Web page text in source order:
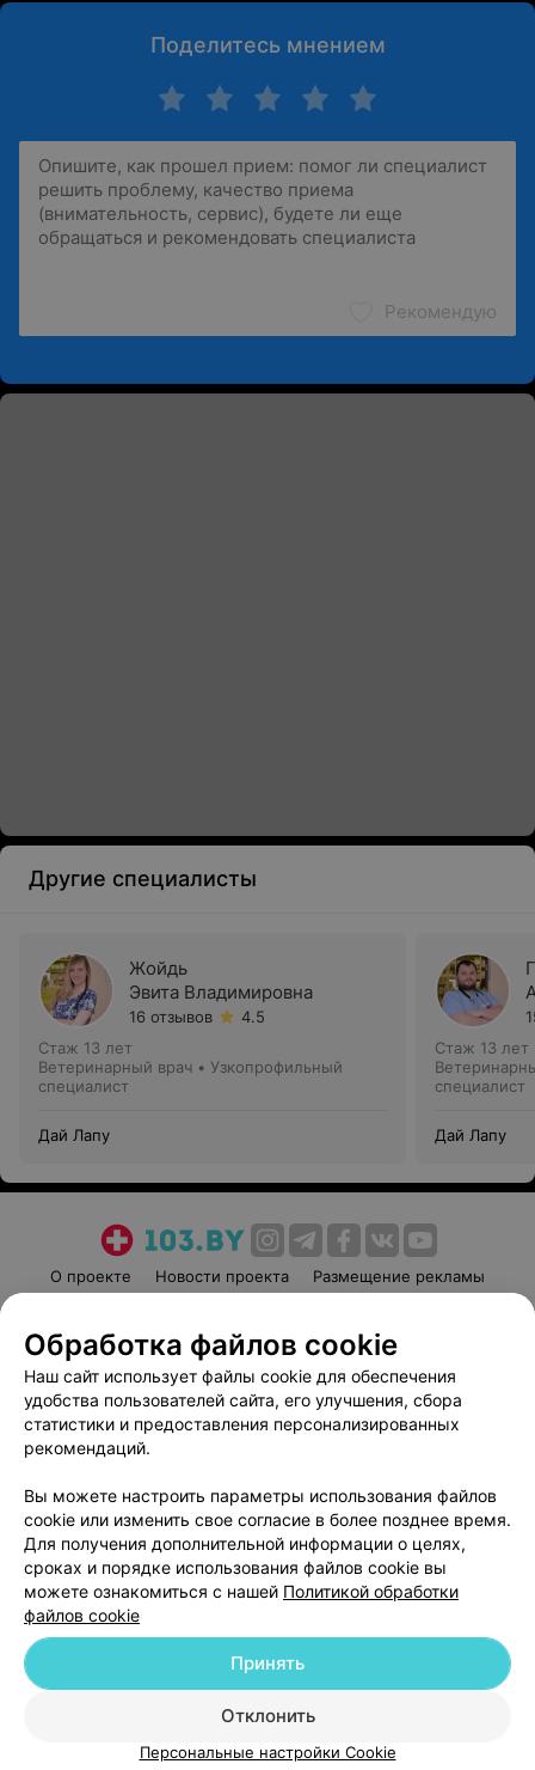
Поделитесь мнением
Рекомендую
Другие специалисты
Жойдь
Эвита Владимировна
16 отзывов
4.5
Стаж 13 лет
Ветеринарный врач • Узкопрофильный
специалист
Дай Лапу
Стаж 13 лет
специалист
Дай Лапу
О проекте Новости проекта
Размещение рекламы
Пользовательское соглашение
Способы оплаты
Вакансии
Партнеры
Написать руководителю 103.by
Обработка персональных данных
© 2026 ООО «Артокс Лаб», УНП 191700409
| 220012, Республика Беларусь,
Служба поддержки +375 291212755
Обработка файлов cookie
Наш сайт использует файлы cookie для обеспечения
удобства пользователей сайта, его улучшения, сбора
статистики и предоставления персонализированных
рекомендаций.
Вы можете настроить параметры использования файлов
cookie или изменить свое согласие в более позднее время.
Для получения дополнительной информации о целях,
сроках и порядке использования файлов cookie вы
можете ознакомиться с нашей Политикой обработки
файлов cookie
Отклонить
Принять
Персональные настройки Cookie